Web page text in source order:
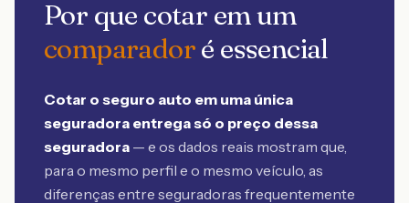
Por que cotar em um
comparadoré essencial
Cotar o seguro auto em uma única
seguradora entrega só o preço dessa
seguradora — e os dados reais mostram que,
para o mesmo perfil e o mesmo veículo, as
diferenças entre seguradoras frequentemente